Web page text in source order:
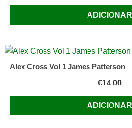
ADICIONAR
Alex Cross Vol 1 James Patterson
€14.00
ADICIONAR